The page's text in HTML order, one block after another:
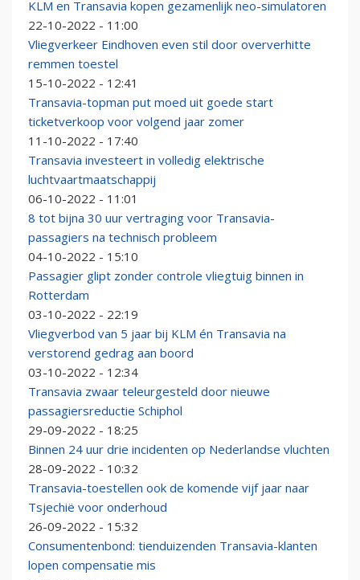
KLM en Transavia kopen gezamenlijk neo-simulatoren
22-10-2022 - 11:00
Vliegverkeer Eindhoven even stil door oververhitte
remmen toestel
15-10-2022 - 12:41
Transavia-topman put moed uit goede start
ticketverkoop voor volgend jaar zomer
11-10-2022 - 17:40
Transavia investeert in volledig elektrische
luchtvaartmaatschappij
06-10-2022 - 11:01
8 tot bijna 30 uur vertraging voor Transavia-
passagiers na technisch probleem
04-10-2022 - 15:10
Passagier glipt zonder controle vliegtuig binnen in
Rotterdam
03-10-2022 - 22:19
Vliegverbod van 5 jaar bij KLM én Transavia na
verstorend gedrag aan boord
03-10-2022 - 12:34
Transavia zwaar teleurgesteld door nieuwe
passagiersreductie Schiphol
29-09-2022 - 18:25
Binnen 24 uur drie incidenten op Nederlandse vluchten
28-09-2022 - 10:32
Transavia-toestellen ook de komende vijf jaar naar
Tsjechië voor onderhoud
26-09-2022 - 15:32
Consumentenbond: tienduizenden Transavia-klanten
lopen compensatie mis